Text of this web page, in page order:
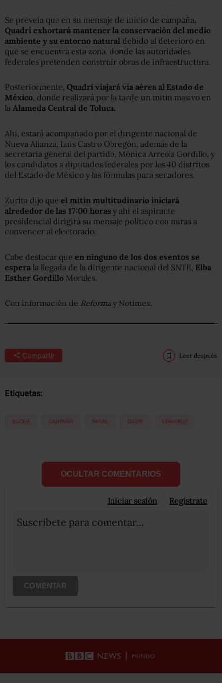
Se preveía que en su mensaje de inicio de campaña,
Quadri exhortará mantener la conservación del medio
ambiente y su entorno natural debido al deterioro en
que se encuentra esta zona, donde las autoridades
federales pretenden construir obras de infraestructura.
Posteriormente, Quadri viajará vía aérea al Estado de
México , donde realizará por la tarde un mitin masivo en
la Alameda Central de Toluca.
Ahí, estará acompañado por el dirigente nacional de
Nueva Alianza, Luis Castro Obregón, además de la
secretaria general del partido, Mónica Arreola Gordillo, y
los candidatos a diputados federales por los 40 distritos
del Estado de México y las fórmulas para senadores.
Zurita dijo que el mitin multitudinario iniciará
alrededor de las 17:00 horas y ahí el aspirante
presidencial dirigirá su mensaje político con miras a
convencer al electorado.
Cabe destacar que en ninguno de los dos eventos se
espera la llegada de la dirigente nacional del SNTE, Elba
Esther Gordillo Morales.
Con información de Reforma y Notimex.
Compartir Leer después
Etiquetas:
BUCEO CAMPAÑA PANAL QADRI VERACRUZ
OCULTAR COMENTARIOS
Iniciar sesión Registrate
Suscribete para comentar...
COMENTAR